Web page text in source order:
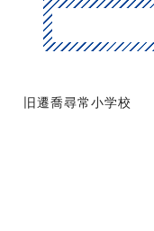
旧遷喬尋常小学校